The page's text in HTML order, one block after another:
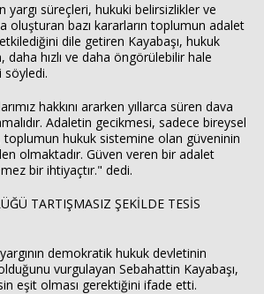
yargı süreçleri, hukuki belirsizlikler ve
oluşturan bazı kararların toplumun adalet
dile getiren Kayabaşı, hukuk
hızlı ve daha öngörülebilir hale
söyledi.
hakkını ararken yıllarca süren dava
Adaletin gecikmesi, sadece bireysel
hukuk sistemine olan güveninin
olmaktadır. Güven veren bir adalet
bir ihtiyaçtır." dedi.
TARTIŞMASIZ ŞEKİLDE TESİS
demokratik hukuk devletinin
vurgulayan Sebahattin Kayabaşı,
eşit olması gerektiğini ifade etti.